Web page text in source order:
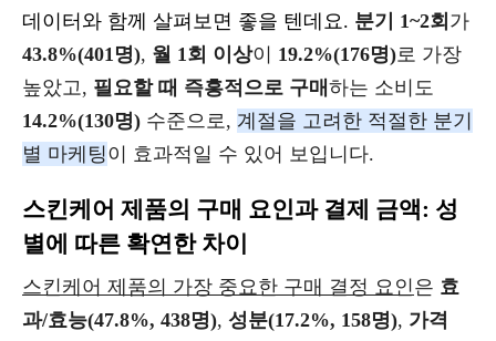
데이터와 함께 살펴보면 좋을 텐데요. 분기 1~2회 가
43.8%(401명), 월 1회 이상이 19.2%(176명)로 가장
높았고, 필요할 때 즉흥적으로 구매 하는 소비도
14.2%(130명) 수준으로, 계절을 고려한 적절한 분기
별 마케팅이 효과적일 수 있어 보입니다.
스킨케어 제품의 구매 요인과 결제 금액: 성
별에 따른 확연한 차이
스킨케어 제품의 가장 중요한 구매 결정 요인은 효
과/효능(47.8%, 438명), 성분(17.2%, 158명), 가격